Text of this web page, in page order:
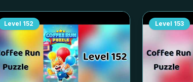
Level 152 Level 153